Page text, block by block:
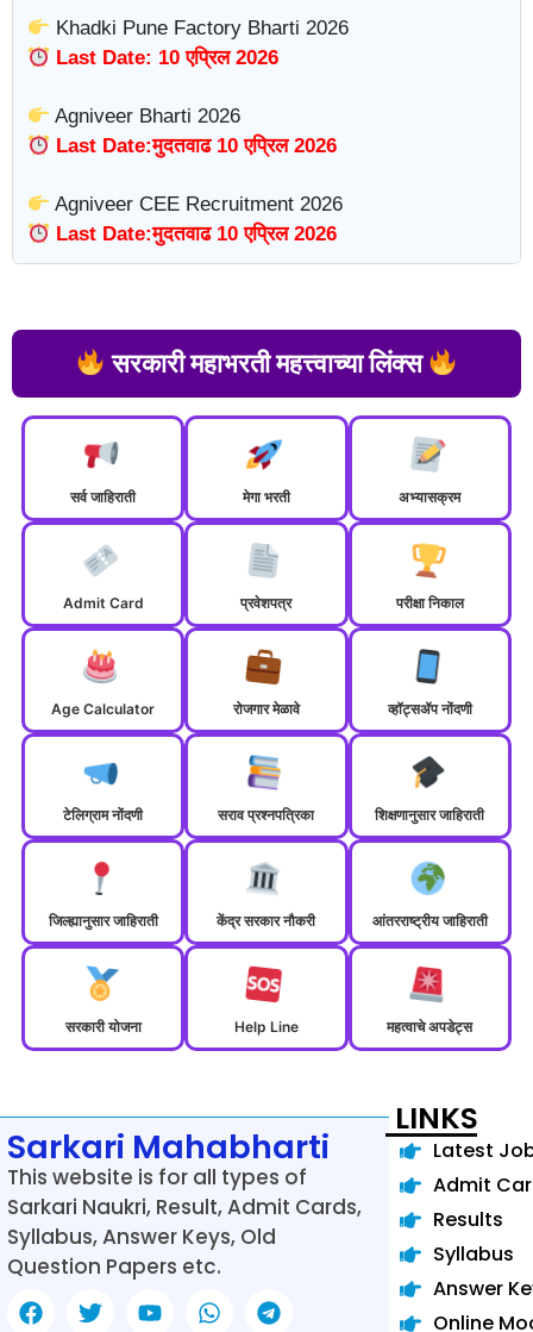
Khadki Pune Factory Bharti 2026
Last Date: 10 एप्रिल 2026
Agniveer Bharti 2026
Last Date:मुदतवाढ 10 एप्रिल 2026
Agniveer CEE Recruitment 2026
Last Date:मुदतवाढ 10 एप्रिल 2026
सरकारी महाभरती महत्त्वाच्या लिंक्स
सर्व जाहिराती मेगा भरती अभ्यासक्रम
Admit Card प्रवेशपत्र परीक्षा निकाल
Age Calculator रोजगार मेळावे व्हॉट्सॲप नोंदणी
टेलिग्राम नोंदणी सराव प्रश्नपत्रिका शिक्षणानुसार जाहिराती
जिल्ह्यानुसार जाहिराती केंद्र सरकार नौकरी आंतरराष्ट्रीय जाहिराती
सरकारी योजना Help Line महत्वाचे अपडेट्स
Sarkari Mahabharti
This website is for all types of
Sarkari Naukri, Result, Admit Cards,
Syllabus, Answer Keys, Old
Question Papers etc.
LINKS
Latest
Admit
Results
Syllabus
Answer
Online